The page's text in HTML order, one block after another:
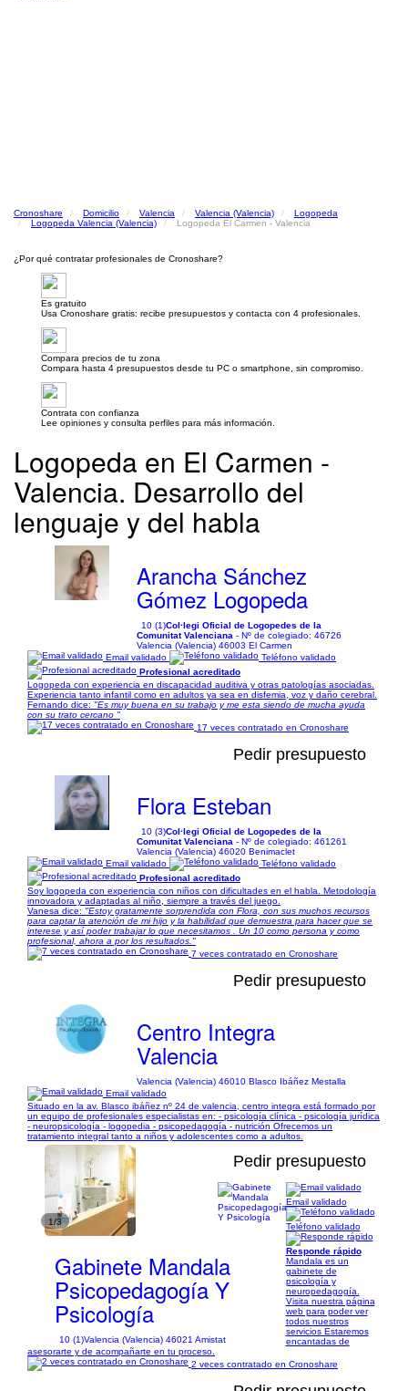
Cronoshare Domicilio Valencia Valencia (Valencia)
Logopeda
Logopeda Valencia (Valencia)
Logopeda El Carmen - Valencia
¿Por qué contratar profesionales de Cronoshare?
Es gratuito
Usa Cronoshare gratis: recibe presupuestos y contacta con 4 profesionales.
Compara precios de tu zona
Compara hasta 4 presupuestos desde tu PC o smartphone, sin compromiso.
Contrata con confianza
Lee opiniones y consulta perfiles para más información.
Logopeda en El Carmen -
Valencia. Desarrollo del
lenguaje y del habla
Arancha Sánchez
Gómez Logopeda
10 (1)Col·legi Oficial de Logopedes de la
Comunitat Valenciana - Nº de colegiado: 46726
Valencia (Valencia) 46003 El Carmen
Email validado
Teléfono validado
Profesional acreditado
Logopeda con experiencia en discapacidad auditiva y otras patologías asociadas.
Experiencia tanto infantil como en adultos ya sea en disfemia, voz y daño cerebral.
Fernando dice: "Es muy buena en su trabajo y me esta siendo de mucha ayuda
con su trato cercano "
17 veces contratado en Cronoshare
Pedir presupuesto
Flora Esteban
10 (3)Col·legi Oficial de Logopedes de la
Comunitat Valenciana - Nº de colegiado: 461261
Valencia (Valencia) 46020 Benimaclet
Email validado
Teléfono validado
Profesional acreditado
Soy logopeda con experiencia con niños con dificultades en el habla. Metodología
innovadora y adaptadas al niño, siempre a través del juego.
Vanesa dice: "Estoy gratamente sorprendida con Flora, con sus muchos recursos
para captar la atención de mi hijo y la habilidad que demuestra para hacer que se
interese y así poder trabajar lo que necesitamos . Un 10 como persona y como
profesional, ahora a por los resultados."
7 veces contratado en Cronoshare
Pedir presupuesto
Centro Integra
Valencia
Valencia (Valencia) 46010 Blasco Ibáñez Mestalla
Email validado
Situado en la av. Blasco ibáñez nº 24 de valencia, centro integra está formado por
un equipo de profesionales especialistas en: - psicología clínica - psicología jurídica
- neuropsicología - logopedia - psicopedagogía - nutrición Ofrecemos un
tratamiento integral tanto a niños y adolescentes como a adultos.
1/3
Pedir presupuesto
Gabinete Mandala
Psicopedagogía Y
Psicología
10 (1)Valencia (Valencia) 46021 Amistat
Email validado
Teléfono validado
Responde rápido
Mandala es un
gabinete de
psicología y
neuropedagogía.
Visita nuestra página
web para poder ver
todos nuestros
servicios Estaremos
encantadas de
asesorarte y de acompañarte en tu proceso.
2 veces contratado en Cronoshare